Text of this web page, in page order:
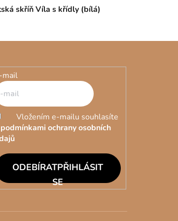
skříň Víla s křídly (bílá)
mail
Vložením e-mailu souhlasíte
podmínkami ochrany osobních
PŘIHLÁSIT
SE